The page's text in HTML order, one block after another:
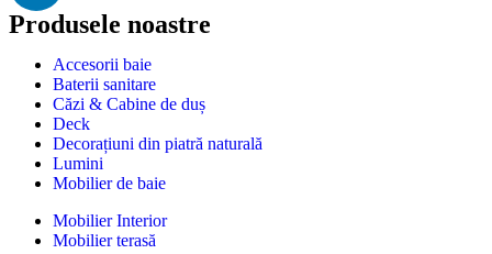
Produsele noastre
Accesorii baie
Baterii sanitare
Căzi & Cabine de duș
Deck
Decorațiuni din piatră naturală
Lumini
Mobilier de baie
Mobilier Interior
Mobilier terasă